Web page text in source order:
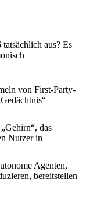
aus? Es
von First-Party-
das
Nutzer in
Agenten,
bereitstellen